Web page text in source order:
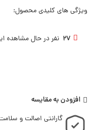
ویژگی های کلیدی محصول:
27 نفر در حال مشاهده
افزودن به مقایسه
گارانتی اصالت و